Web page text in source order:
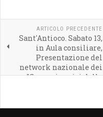
ARTICOLO PRECEDENTE
Sant'Antioco. Sabato 13,
in Aula consiliare,
Presentazione del
network nazionale dei
"Comuni amici della